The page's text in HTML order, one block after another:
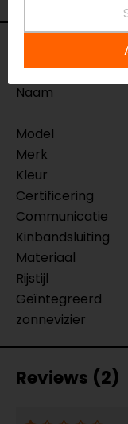
Naam
Model
Merk
Kleur
Certificering
Communicatie
Kinbandsluiting
Materiaal
Rijstijl
Geïntegreerd
zonnevizier
Reviews (2)